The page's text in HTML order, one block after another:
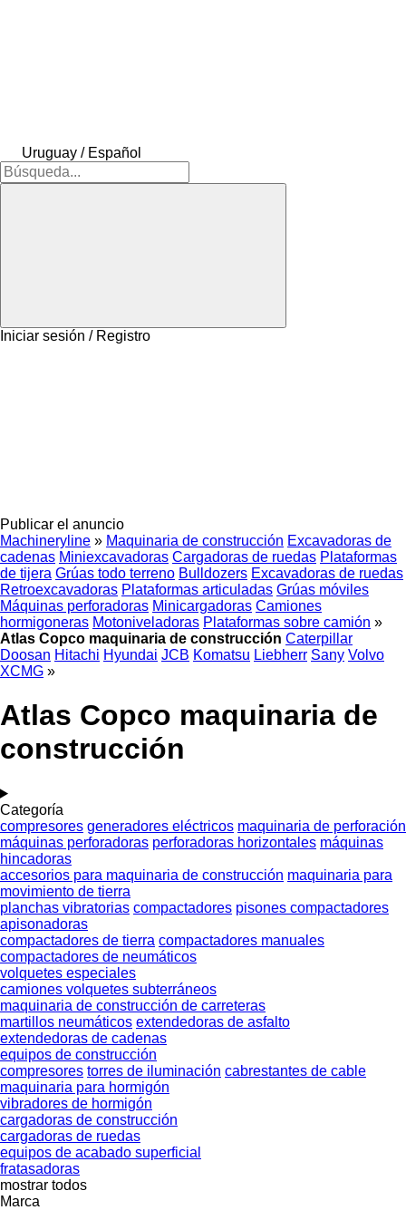
Uruguay / Español
Iniciar sesión / Registro
Publicar el anuncio
Machineryline » Maquinaria de construcción Excavadoras de
cadenas Miniexcavadoras Cargadoras de ruedas Plataformas
de tijera Grúas todo terreno Bulldozers Excavadoras de ruedas
Retroexcavadoras Plataformas articuladas Grúas móviles
Máquinas perforadoras Minicargadoras Camiones
hormigoneras Motoniveladoras Plataformas sobre camión »
Atlas Copco maquinaria de construcción Caterpillar
Doosan Hitachi Hyundai JCB Komatsu Liebherr Sany Volvo
XCMG »
Atlas Copco maquinaria de
construcción
Categoría
compresores generadores eléctricos maquinaria de perforación
máquinas perforadoras perforadoras horizontales máquinas
hincadoras
accesorios para maquinaria de construcción maquinaria para
movimiento de tierra
planchas vibratorias compactadores pisones compactadores
apisonadoras
compactadores de tierra compactadores manuales
compactadores de neumáticos
volquetes especiales
camiones volquetes subterráneos
maquinaria de construcción de carreteras
martillos neumáticos extendedoras de asfalto
extendedoras de cadenas
equipos de construcción
compresores torres de iluminación cabrestantes de cable
maquinaria para hormigón
vibradores de hormigón
cargadoras de construcción
cargadoras de ruedas
equipos de acabado superficial
fratasadoras
mostrar todos
Marca